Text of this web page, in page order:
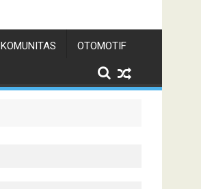
KOMUNITAS OTOMOTIF